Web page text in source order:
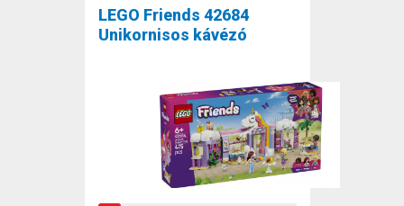
LEGO Friends 42684
Unikornisos kávézó